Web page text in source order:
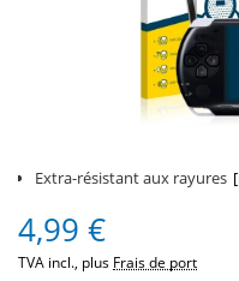
Extra-résistant aux rayures
4,99 €
TVA incl., plus Frais de port